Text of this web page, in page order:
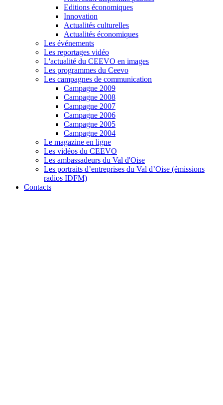
Editions économiques
Innovation
Actualités culturelles
Actualités économiques
Les événements
Les reportages vidéo
L'actualité du CEEVO en images
Les programmes du Ceevo
Les campagnes de communication
Campagne 2009
Campagne 2008
Campagne 2007
Campagne 2006
Campagne 2005
Campagne 2004
Le magazine en ligne
Les vidéos du CEEVO
Les ambassadeurs du Val d'Oise
Les portraits d’entreprises du Val d’Oise (émissions
radios IDFM)
Contacts